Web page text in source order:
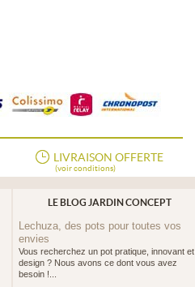
LIVRAISON OFFERTE
(voir conditions)
LE BLOG JARDIN CONCEPT
Lechuza, des pots pour toutes vos
envies
Vous recherchez un pot pratique, innovant et
design ? Nous avons ce dont vous avez
besoin !...